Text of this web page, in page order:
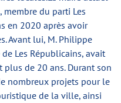
membre du parti Les
en 2020 après avoir
Avant lui, M. Philippe
Les Républicains, avait
de 20 ans. Durant son
nombreux projets pour le
de la ville, ainsi